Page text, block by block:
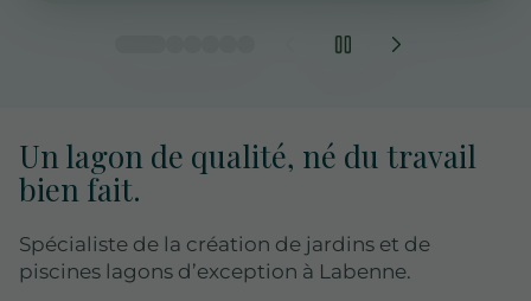
Un lagon de qualité, né du travail
bien fait.
Spécialiste de la création de jardins et de
piscines lagons d’exception à Labenne.